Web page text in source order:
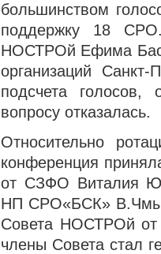
большинством
поддержку 18
НОСТРОй Ефима
организаций
подсчета
вопросу отказалась.
Относительно
конференция
от СЗФО Виталия
НП СРО«БСК»
Совета НОСТРОй от
члены Совета стал